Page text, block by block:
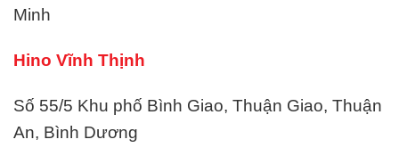
Minh
Hino Vĩnh Thịnh
Số 55/5 Khu phố Bình Giao, Thuận Giao, Thuận
An, Bình Dương